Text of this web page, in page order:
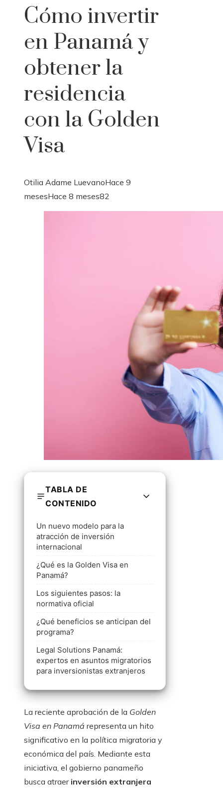
Cómo invertir
en Panamá y
obtener la
residencia
con la Golden
Visa
Otilia Adame LuevanoHace 9
mesesHace 8 meses82
TABLA DE
CONTENIDO
Un nuevo modelo para la
atracción de inversión
internacional
¿Qué es la Golden Visa en
Panamá?
Los siguientes pasos: la
normativa oficial
¿Qué beneficios se anticipan del
programa?
Legal Solutions Panamá:
expertos en asuntos migratorios
para inversionistas extranjeros
La reciente aprobación de la Golden
Visa en Panamá representa un hito
significativo en la política migratoria y
económica del país. Mediante esta
iniciativa, el gobierno panameño
busca atraer inversión extranjera